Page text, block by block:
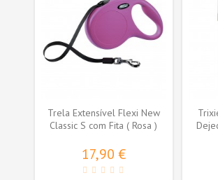
Trela Extensível Flexi New
Classic S com Fita ( Rosa )
17,90 €